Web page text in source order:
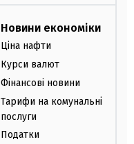
Новини економіки
Ціна нафти
Курси валют
Фінансові новини
Тарифи на комунальні
послуги
Податки